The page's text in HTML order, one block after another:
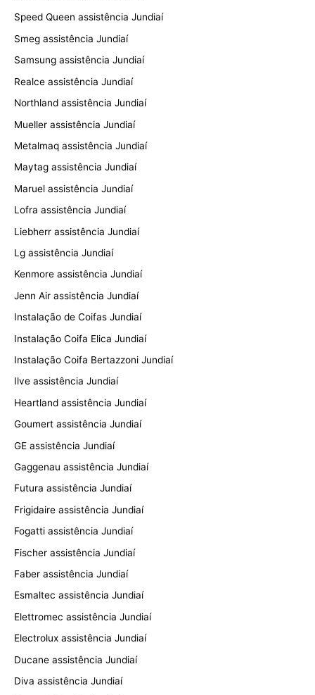
Speed Queen assistência Jundiaí
Smeg assistência Jundiaí
Samsung assistência Jundiaí
Realce assistência Jundiaí
Northland assistência Jundiaí
Mueller assistência Jundiaí
Metalmaq assistência Jundiaí
Maytag assistência Jundiaí
Maruel assistência Jundiaí
Lofra assistência Jundiaí
Liebherr assistência Jundiaí
Lg assistência Jundiaí
Kenmore assistência Jundiaí
Jenn Air assistência Jundiaí
Instalação de Coifas Jundiaí
Instalação Coifa Elica Jundiaí
Instalação Coifa Bertazzoni Jundiaí
Ilve assistência Jundiaí
Heartland assistência Jundiaí
Goumert assistência Jundiaí
GE assistência Jundiaí
Gaggenau assistência Jundiaí
Futura assistência Jundiaí
Frigidaire assistência Jundiaí
Fogatti assistência Jundiaí
Fischer assistência Jundiaí
Faber assistência Jundiaí
Esmaltec assistência Jundiaí
Elettromec assistência Jundiaí
Electrolux assistência Jundiaí
Ducane assistência Jundiaí
Diva assistência Jundiaí